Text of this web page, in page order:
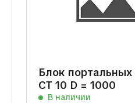
Блок портальных
СТ 10 D = 1000
В наличии